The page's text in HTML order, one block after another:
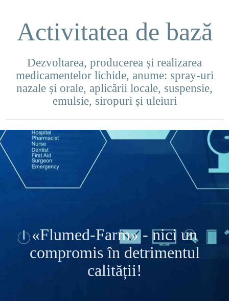
Activitatea de bază
Dezvoltarea, producerea și realizarea
medicamentelor lichide, anume: spray-uri
nazale și orale, aplicării locale, suspensie,
emulsie, siropuri și uleiuri
«Flumed-Farm» - nici un
compromis în detrimentul
calității!